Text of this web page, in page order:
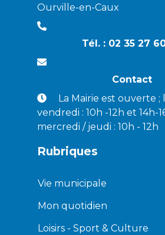
Ourville-en-Caux
Tél. : 02 35 27
Contact
La Mairie est ouverte ;
vendredi : 10h -12h et 14h-
mercredi / jeudi : 10h - 12h
Rubriques
Vie municipale
Mon quotidien
Loisirs - Sport & Culture